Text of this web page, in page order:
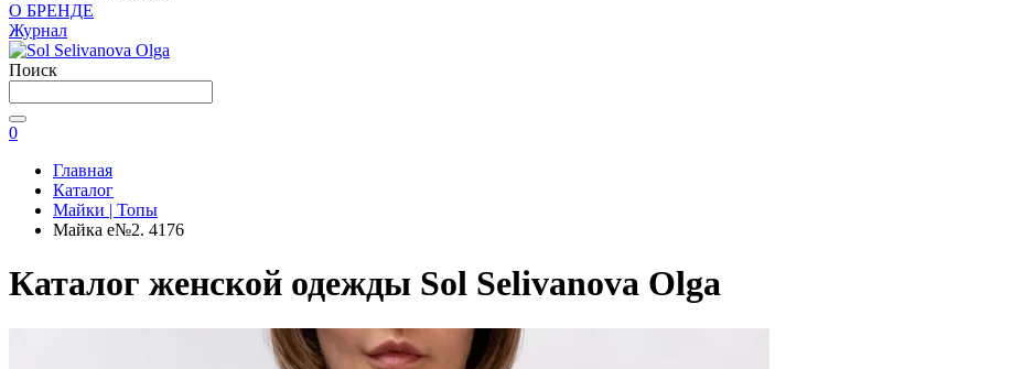
О БРЕНДЕ
Журнал
Поиск
0
Главная
Каталог
Майки | Топы
Майка e№2. 4176
Каталог женской одежды Sol Selivanova Olga